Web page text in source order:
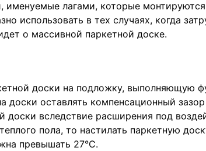
именуемые лагами, которые
использовать в тех случаях, когда
о массивной паркетной доске.
доски на подложку, выполняющую
доски оставлять компенсационный
доски вследствие расширения под
пола, то настилать паркетную
превышать 27°С.